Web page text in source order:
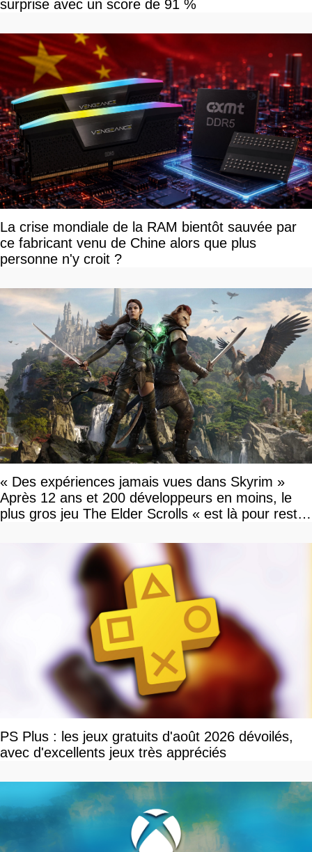
surprise avec un score de 91 %
La crise mondiale de la RAM bientôt sauvée par
ce fabricant venu de Chine alors que plus
personne n'y croit ?
« Des expériences jamais vues dans Skyrim »
Après 12 ans et 200 développeurs en moins, le
plus gros jeu The Elder Scrolls « est là pour rester
PS Plus : les jeux gratuits d'août 2026 dévoilés,
avec d'excellents jeux très appréciés